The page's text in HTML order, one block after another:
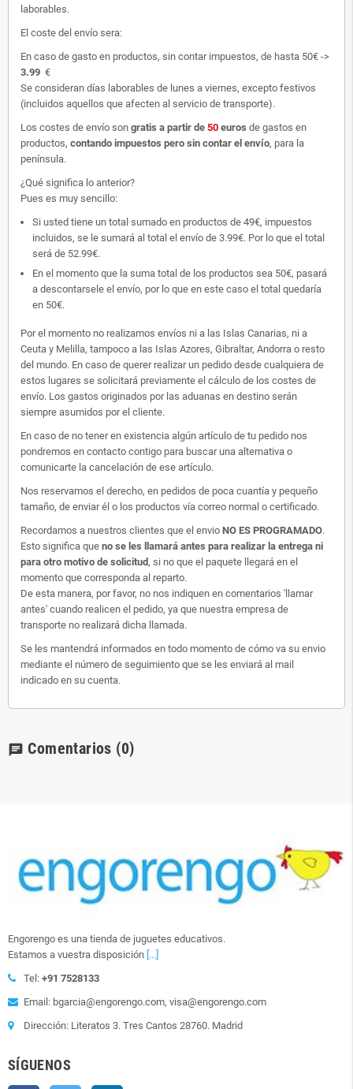
laborables.
El coste del envío sera:
En caso de gasto en productos, sin contar impuestos, de hasta 50€ ->
3.99 €
Se consideran días laborables de lunes a viernes, excepto festivos
(incluidos aquellos que afecten al servicio de transporte).
Los costes de envío son gratis a partir de 50 euros de gastos en
productos, contando impuestos pero sin contar el envío, para la
península.
¿Qué significa lo anterior?
Pues es muy sencillo:
Si usted tiene un total sumado en productos de 49€, impuestos
incluidos, se le sumará al total el envío de 3.99€. Por lo que el total
será de 52.99€.
En el momento que la suma total de los productos sea 50€, pasará
a descontarsele el envío, por lo que en este caso el total quedaría
en 50€.
Por el momento no realizamos envíos ni a las Islas Canarias, ni a
Ceuta y Melilla, tampoco a las Islas Azores, Gibraltar, Andorra o resto
del mundo. En caso de querer realizar un pedido desde cualquiera de
estos lugares se solicitará previamente el cálculo de los costes de
envío. Los gastos originados por las aduanas en destino serán
siempre asumidos por el cliente.
En caso de no tener en existencia algún artículo de tu pedido nos
pondremos en contacto contigo para buscar una alternativa o
comunicarte la cancelación de ese artículo.
Nos reservamos el derecho, en pedidos de poca cuantía y pequeño
tamaño, de enviar él o los productos vía correo normal o certificado.
Recordamos a nuestros clientes que el envio NO ES PROGRAMADO.
Esto significa que no se les llamará antes para realizar la entrega ni
para otro motivo de solicitud, si no que el paquete llegará en el
momento que corresponda al reparto.
De esta manera, por favor, no nos indiquen en comentarios 'llamar
antes' cuando realicen el pedido, ya que nuestra empresa de
transporte no realizará dicha llamada.
Se les mantendrá informados en todo momento de cómo va su envio
mediante el número de seguimiento que se les enviará al mail
indicado en su cuenta.
chat Comentarios (0)
Engorengo es una tienda de juguetes educativos.
Estamos a vuestra disposición [...]
Tel: +91 7528133
Email: bgarcia@engorengo.com, visa@engorengo.com
Dirección: Literatos 3. Tres Cantos 28760. Madrid
SÍGUENOS